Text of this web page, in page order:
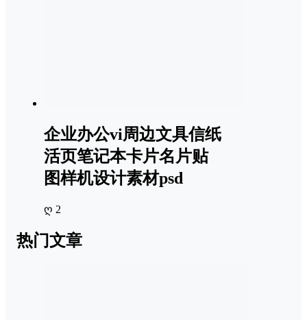
企业办公vi周边文具信纸
活页笔记本卡片名片贴
图样机设计素材psd
ღ 2
热门文章